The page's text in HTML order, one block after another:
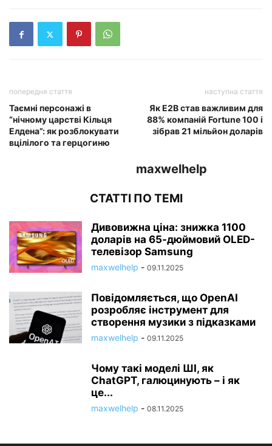
попередня стаття
Таємні персонажі в
“нічному царстві Кільця
Елдена”: як розблокувати
вцілілого та герцогиню
наступна стаття
Як E2B став важливим для
88% компаній Fortune 100 і
зібрав 21 мільйон доларів
maxwelhelp
СТАТТІ ПО ТЕМІ
Дивовижна ціна: знижка 1100
доларів на 65-дюймовий OLED-
телевізор Samsung
maxwelhelp - 09.11.2025
Повідомляється, що OpenAI
розробляє інструмент для
створення музики з підказками
maxwelhelp - 09.11.2025
Чому такі моделі ШІ, як
ChatGPT, галюцинують – і як
це...
maxwelhelp - 08.11.2025